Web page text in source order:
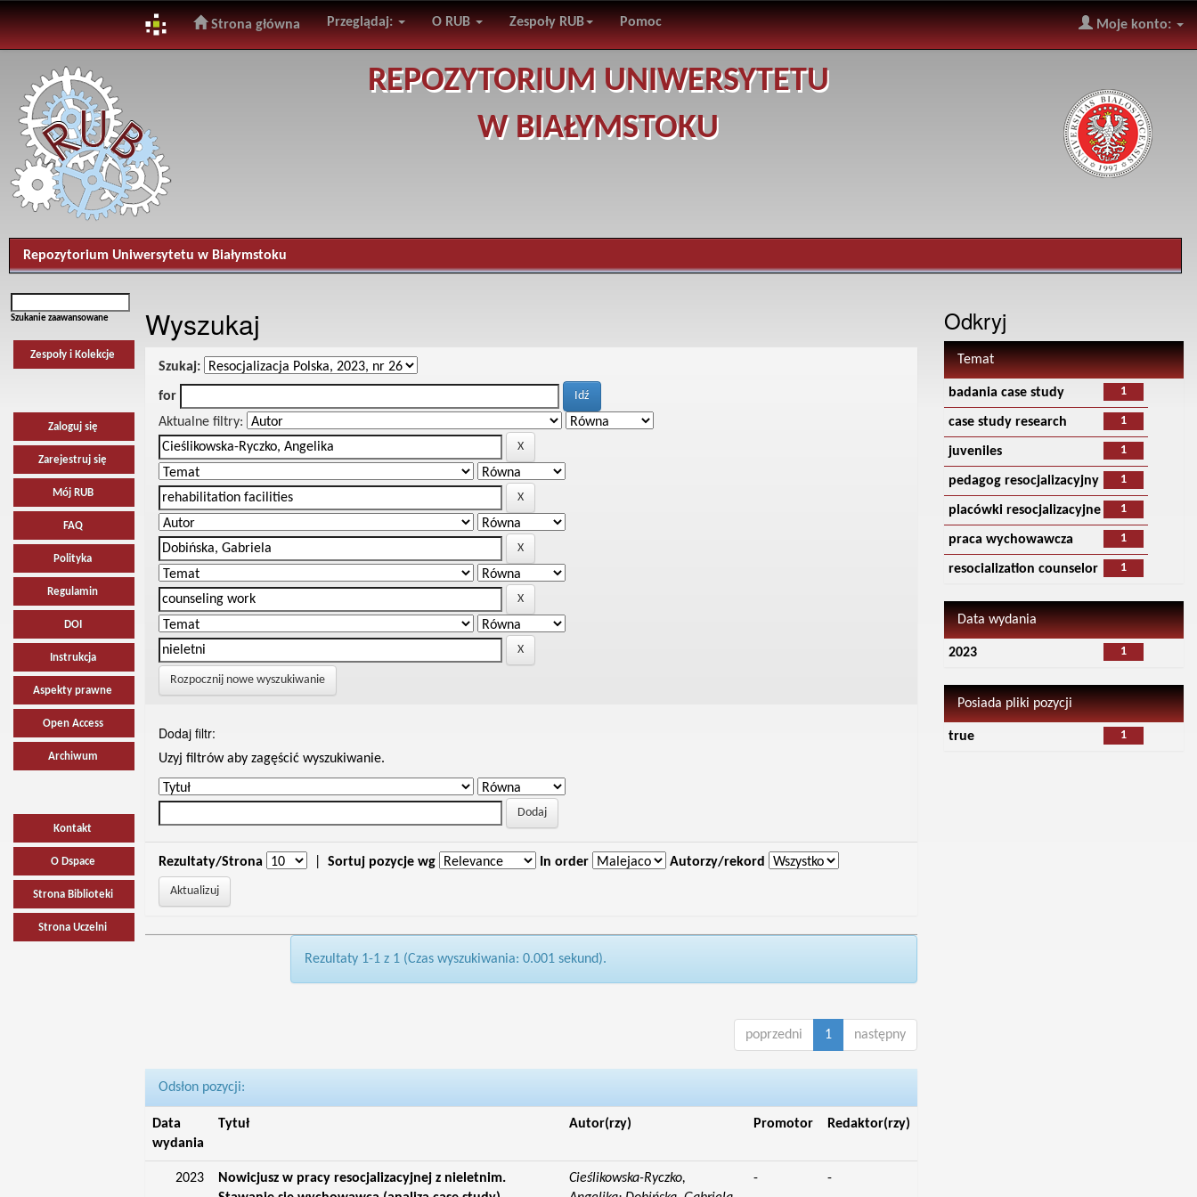
navigation
Strona główna Przeglądaj: O RUB Zespoły RUB Pomoc Moje konto:
REPOZYTORIUM UNIWERSYTETU
W BIAŁYMSTOKU
Repozytorium Uniwersytetu w Białymstoku
Szukanie zaawansowane
Zespoły i Kolekcje
Zaloguj się
Zarejestruj się
Mój RUB
FAQ
Polityka
Regulamin
DOI
Instrukcja
Aspekty prawne
Open Access
Archiwum
Kontakt
O Dspace
Strona Biblioteki
Strona Uczelni
Wyszukaj
Szukaj:
for
Aktualne filtry:
Rozpocznij nowe wyszukiwanie
Dodaj filtr:
Uzyj filtrów aby zagęścić wyszukiwanie.
Rezultaty/Strona Sortuj pozycje wg In order Autorzy/rekord
Rezultaty 1-1 z 1 (Czas wyszukiwania: 0.001 sekund).
poprzedni 1 następny
Odsłon pozycji:
Data
wydania
Tytuł Autor(rzy) Promotor Redaktor(rzy)
2023
Nowicjusz w pracy resocjalizacyjnej z nieletnim.
Cieślikowska-Ryczko,
- -
Odkryj
Temat
1
badania case study
1
case study research
1
juveniles
1
pedagog resocjalizacyjny
1
placówki resocjalizacyjne
1
praca wychowawcza
1
resocialization counselor
Data wydania
1
2023
Posiada pliki pozycji
1
true